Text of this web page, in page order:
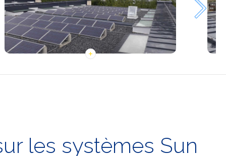
les systèmes Sun